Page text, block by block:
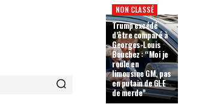
NON CLASSÉ
Trump excédé
d’être comparé à
Georges-Louis
Bouchez : “Moi je
roule en
limousine GM, pas
en putain de GLE
de merde”